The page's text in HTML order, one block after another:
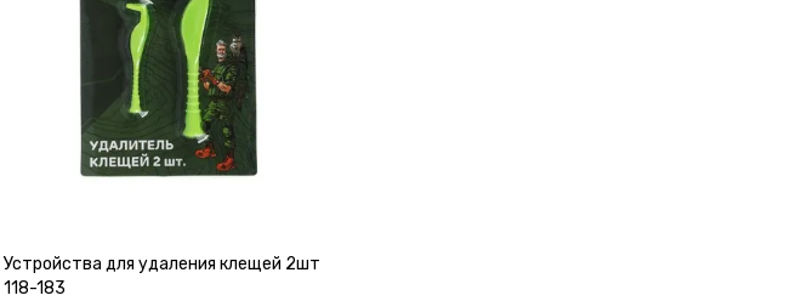
Устройства для удаления клещей 2шт
118-183